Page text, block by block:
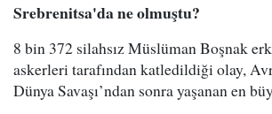
Srebrenitsa'da ne olmuştu?
8 bin 372 silahsız Müslüman Boşnak
askerleri tarafından katledildiği olay,
Dünya Savaşı’ndan sonra yaşanan en